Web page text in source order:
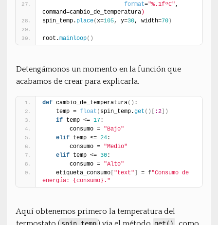
format="%.1fºC",
command=cambio_de_temperatura )
spin_temp. place(x=105, y=30, width=70 )
root.mainloop( )
Detengámonos un momento en la función que
acabamos de crear para explicarla.
def cambio_de_temperatura( ) :
    temp =
float ( spin_temp.get ( ) :2
)
if temp <= 17:
        consumo =
"Bajo"
elif temp <= 24:
        consumo =
"Medio"
elif temp <= 30:
        consumo =
"Alto"
    etiqueta_consumo
"text" = f"Consumo de
energía: {consumo}."
Aquí obtenemos primero la temperatura del